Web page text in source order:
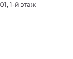
1-й этаж